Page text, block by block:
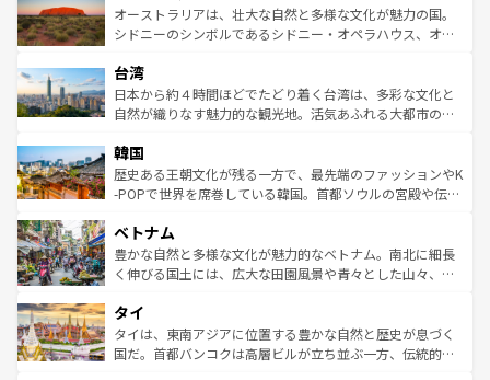
文化が魅力。旅行者はアメリカの各地域で異なる魅力を楽
しみながら、その多様性と豊かな歴史を感じることができ
ならではの贅沢な旅のスタイルだ。 なお、新着のアメリカ
情報はコンテンツ一覧を参照してほしい。
島だが、静かな自然を求めるならマウイ島やカウアイ島が
おすすめ。エメラルドグリーンに輝く海をはじめ、豊かな
れるおもてなしの心で訪れる人々を迎えてくれるハワイの
人々、おいしいローカルフードやハワイアンミュージッ
ク、伝統的なフラダンスなど、すべてがハワイの魅力を彩
ワイを、存分に味わってほしい。 なお、新着のハワイ情報
はコンテンツ一覧を参照してほしい。
オーストラリアは、壮大な自然と多様な文化が魅力の国。
シドニーのシンボルであるシドニー・オペラハウス、オー
リアリーフや大陸中央部にそびえるウルル（エアーズロッ
ク）、タスマニアの美しい原生林やケアンズの熱帯雨林な
ど、見どころがたくさん。また、カフェやワイン、オージ
いる。アクティビティも充実しており、サーフィンやダイ
ビング、ハイキングなど、アウトドア好きにはたまらな
い。オーストラリアの多彩な魅力を存分に味わいつくそ
参照してほしい。
台湾
日本から約４時間ほどでたどり着く台湾は、多彩な文化と
自然が織りなす魅力的な観光地。活気あふれる大都市の台
ン）、静ひつな山岳地帯である台湾東部など、都市の喧騒
と山間の静けさが共存しており、訪れる人に新しい発見と
驚きをもたらしてくれる。また、奥深い台湾の食文化も魅
容にもいいと評判のスイーツなど、バラエティ豊かな料理
が味わえる。 なお、新着の台湾情報は コンテンツ一覧を参
照してほしい。
韓国
歴史ある王朝文化が残る一方で、最先端のファッションやK
-POPで世界を席巻している韓国。首都ソウルの宮殿や伝統
き、地方に足を延ばせば四季折々の自然美を楽しむことが
できる。そして、キムチや焼肉、絶品のストリートフード
まで、さまざまな韓国料理が待っている。夜には、韓国な
リティに包まれながら、韓国の多彩な魅力を心ゆくまで味
わってみてほしい。 なお、新着の韓国情報はコンテンツ一
覧を参照してほしい。
ベトナム
豊かな自然と多様な文化が魅力的なベトナム。南北に細長
く伸びる国土には、広大な田園風景や青々とした山々、世
急速な発展と共に伝統が息づく。ハノイの古い町並みやホ
ーチミン市のフランス統治時代の建物も、独特の雰囲気を
醸し出している。また、バラエティの豊かさとおいしさで
タイ
タイは、東南アジアに位置する豊かな自然と歴史が息づく
国だ。首都バンコクは高層ビルが立ち並ぶ一方、伝統的な